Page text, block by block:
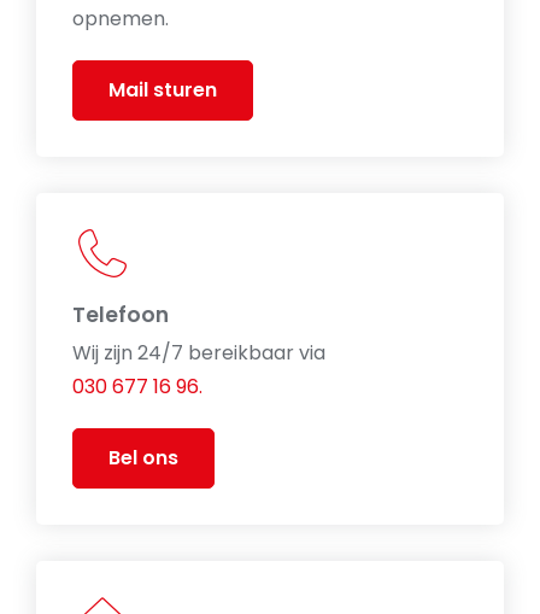
opnemen.
Mail sturen
Telefoon
Wij zijn 24/7 bereikbaar via
030 677 16 96.
Bel ons